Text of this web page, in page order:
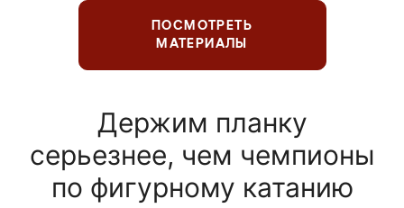
ПОСМОТРЕТЬ
МАТЕРИАЛЫ
Держим планку
серьезнее, чем чемпионы
по фигурному катанию